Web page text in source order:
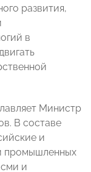
развития,
в
Министр
В составе
и
промышленных
и